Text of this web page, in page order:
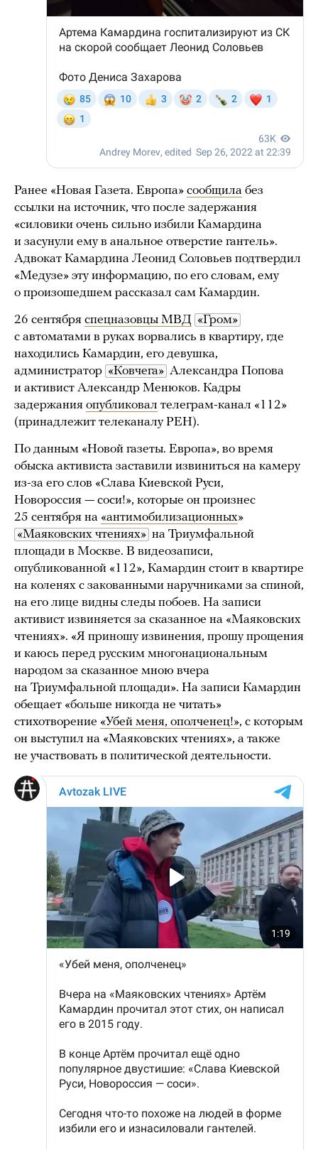
Ранее «Новая Газета. Европа» сообщила без
ссылки на источник, что после задержания
«силовики очень сильно избили Камардина
и засунули ему в анальное отверстие гантель».
Адвокат Камардина Леонид Соловьев подтвердил
«Медузе» эту информацию, по его словам, ему
о произошедшем рассказал сам Камардин.
26 сентября спецназовцы МВД «Гром»
с автоматами в руках ворвались в квартиру, где
находились Камардин, его девушка,
администратор «Ковчега» Александра Попова
и активист Александр Менюков. Кадры
задержания опубликовал телеграм-канал «112»
(принадлежит телеканалу РЕН).
По данным «Новой газеты. Европа», во время
обыска активиста заставили извиниться на камеру
из-за его слов «Слава Киевской Руси,
Новороссия — соси!», которые он произнес
25 сентября на «антимобилизационных»
«Маяковских чтениях» на Триумфальной
площади в Москве. В видеозаписи,
опубликованной «112», Камардин стоит в квартире
на коленях с закованными наручниками за спиной,
на его лице видны следы побоев. На записи
активист извиняется за сказанное на «Маяковских
чтениях». «Я приношу извинения, прошу прощения
и каюсь перед русским многонациональным
народом за сказанное мною вчера
на Триумфальной площади». На записи Камардин
обещает «больше никогда не читать»
стихотворение «Убей меня, ополченец!», с которым
он выступил на «Маяковских чтениях», а также
не участвовать в политической деятельности.